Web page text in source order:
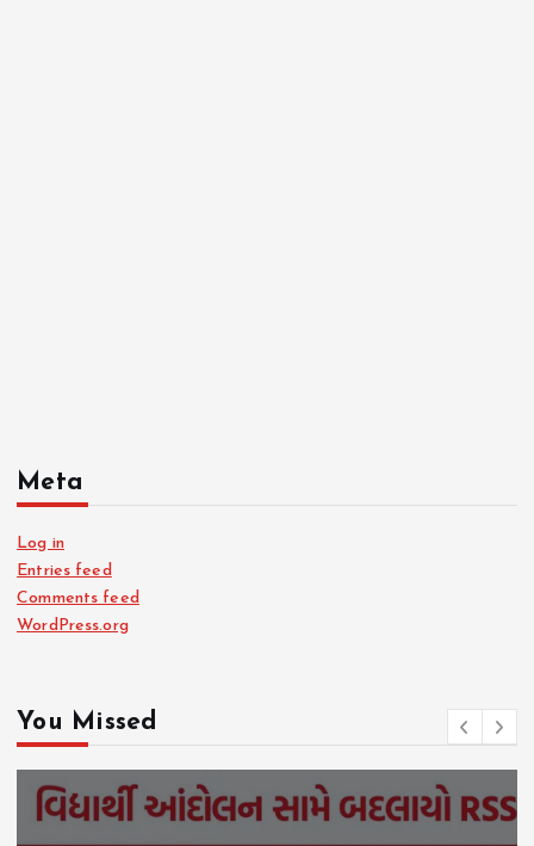
Meta
Log in
Entries feed
Comments feed
WordPress.org
You Missed